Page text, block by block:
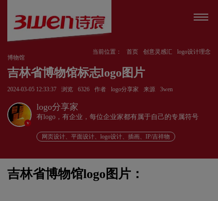
当前位置： 首页 创意灵感汇
logo设计理念
博物馆
吉林省博物馆标志logo图片
2024-03-05 12:33:37 浏览 6326 作者 logo分享家 来源 3wen
v
logo分享家
有logo，有企业，每位企业家都有属于自己的专属符号
网页设计、平面设计、logo设计、插画、IP/吉祥物
吉林省博物馆logo图片：